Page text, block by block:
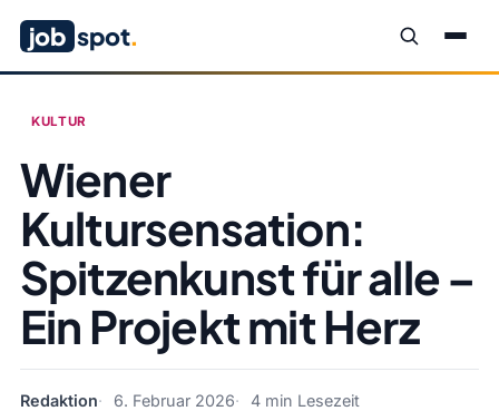
job spot.
KULTUR
Wiener
Kultursensation:
Spitzenkunst für alle –
Ein Projekt mit Herz
Redaktion 6. Februar 2026 4 min Lesezeit